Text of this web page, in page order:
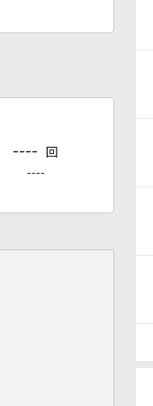
---- 回
----